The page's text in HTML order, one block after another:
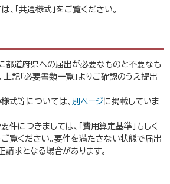
「共通様式」をご覧ください。
都道府県への届出が必要なものと不要なも
上記「必要書類一覧」よりご確認のうえ提出
式等については、 別ページに掲載していま
件につきましては、「費用算定基準」もしく
覧ください。要件を満たさない状態で届出
請求となる場合があります。